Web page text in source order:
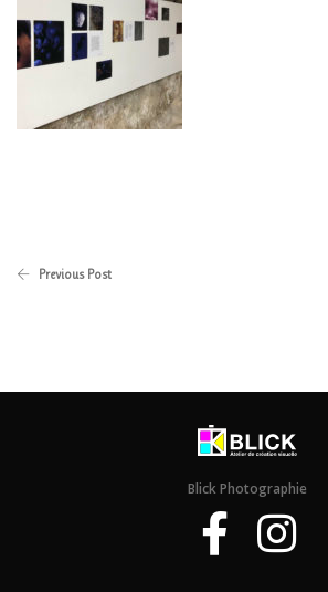
Previous Post
Blick Photographie